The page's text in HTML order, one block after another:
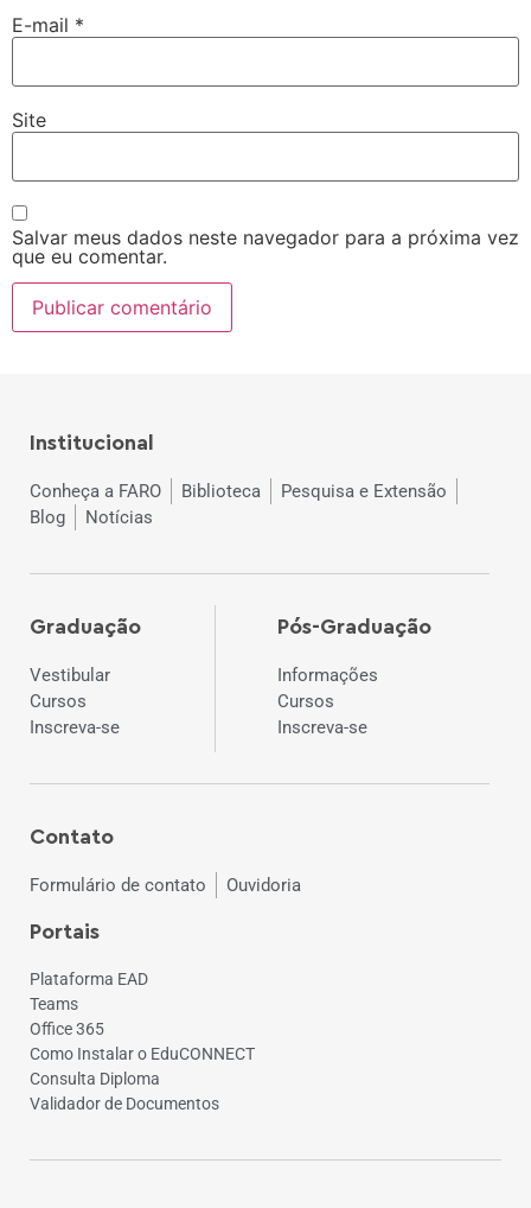
E-mail *
Site
Salvar meus dados neste navegador para a próxima vez
que eu comentar.
Institucional
Conheça a FARO Biblioteca
Pesquisa e Extensão
Blog
Notícias
Graduação
Vestibular
Cursos
Inscreva-se
Pós-Graduação
Informações
Cursos
Inscreva-se
Contato
Formulário de contato Ouvidoria
Portais
Plataforma EAD
Teams
Office 365
Como Instalar o EduCONNECT
Consulta Diploma
Validador de Documentos